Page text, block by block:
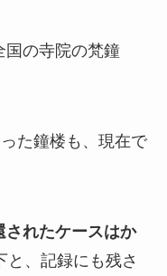
国の寺院の梵鐘
た鐘楼も、現在で
されたケースはか
と、記録にも残さ